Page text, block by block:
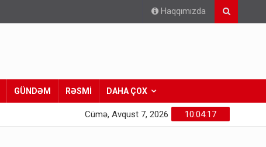
Haqqımızda
GÜNDƏM RƏSMİ DAHA ÇOX
10:04:19
Cümə, Avqust 7, 2026